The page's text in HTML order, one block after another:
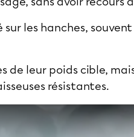
les hanches, souvent
de leur poids cible,
résistantes.